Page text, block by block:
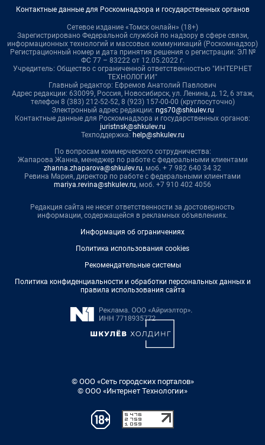
Контактные данные для Роскомнадзора и государственных органов
Сетевое издание «Томск онлайн» (18+)
Зарегистрировано Федеральной службой по надзору в сфере связи,
информационных технологий и массовых коммуникаций (Роскомнадзор)
Регистрационный номер и дата принятия решения о регистрации: ЭЛ №
ФС 77 – 83222 от 12.05.2022 г.
Учредитель: Общество с ограниченной ответственностью "ИНТЕРНЕТ
ТЕХНОЛОГИИ"
Главный редактор: Ефремов Анатолий Павлович
Адрес редакции: 630099, Россия, Новосибирск, ул. Ленина, д. 12, 6 этаж,
телефон 8 (383) 212-52-52, 8 (923) 157-00-00 (круглосуточно)
Электронный адрес редакции: ngs70@shkulev.ru
Контактные данные для Роскомнадзора и государственных органов:
juristnsk@shkulev.ru
Техподдержка: help@shkulev.ru
По вопросам коммерческого сотрудничества:
Жапарова Жанна, менеджер по работе с федеральными клиентами
zhanna.zhaparova@shkulev.ru, моб. + 7 982 640 34 32
Ревина Мария, директор по работе с федеральными клиентами
mariya.revina@shkulev.ru, моб. +7 910 402 4056
Редакция сайта не несет ответственности за достоверность
информации, содержащейся в рекламных объявлениях.
Информация об ограничениях
Политика использования cookies
Рекомендательные системы
Политика конфиденциальности и обработки персональных данных и
правила использования сайта
© ООО «Сеть городских порталов»
© ООО «Интернет Технологии»